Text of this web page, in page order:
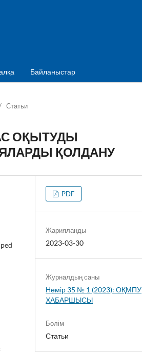
Байланыстар
Статьи
ОҚЫТУДЫ
ҚОЛДАНУ
PDF
Жарияланды
2023-03-30
Журналдың саны
Нөмір 35 № 1 (2023): ОҚМПУ
ХАБАРШЫСЫ
Бөлім
Статьи